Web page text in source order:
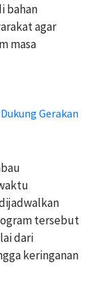
bahan
agar
masa
Gerakan
tersebut
dari
keringanan